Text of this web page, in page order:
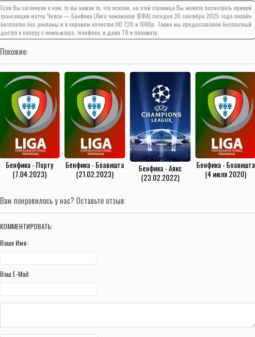
Если Вы заглянули к нам, то вы нашли то, что искали, на этой странице Вы можете посмотреть прямую
трансляцию матча Челси — Бенфика (Лига чемпионов УЕФА) сегодня 30 сентября 2025 года онлайн
бесплатно без рекламы и в хорошем качестве HD 720 и 1080p. Также мы предоставляем бесплатный
доступ к плееру с компьютера, телефона, и даже ТВ и планшета.
Похожие:
Бенфика - Порту
(7.04.2023)
Бенфика - Боавишта
(21.02.2023)
Бенфика - Аякс
(23.02.2022)
Бенфика - Боавишта
(4 июля 2020)
Вам понравилось у нас? Оставьте отзыв:
КОММЕНТИРОВАТЬ:
Ваше Имя:
Ваш E-Mail: